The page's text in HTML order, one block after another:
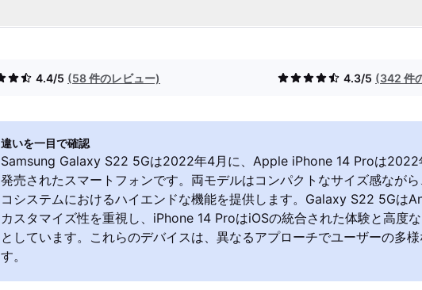
4.4/5 (58 件のレビュー) 4.3/5 (342 件
違いを一目で確認
Samsung Galaxy S22 5Gは2022年4月に、Apple iPhone 14 Proは2022
発売されたスマートフォンです。両モデルはコンパクトなサイズ感なが
コシステムにおけるハイエンドな機能を提供します。Galaxy S22 5Gは
カスタマイズ性を重視し、iPhone 14 ProはiOSの統合された体験と高度
としています。これらのデバイスは、異なるアプローチでユーザーの多
す。